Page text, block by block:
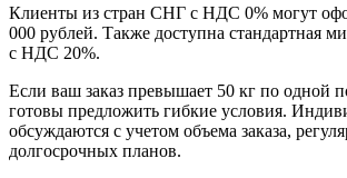
Клиенты из стран СНГ с НДС 0% могут
000 рублей. Также доступна стандартная
с НДС 20%.
Если ваш заказ превышает 50 кг по одной
готовы предложить гибкие условия.
обсуждаются с учетом объема заказа,
долгосрочных планов.